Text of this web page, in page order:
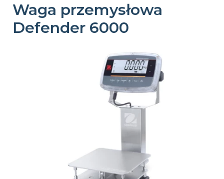
Waga przemysłowa
Defender 6000